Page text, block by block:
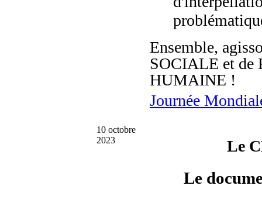
Ensemble,
SOCIALE et de
HUMAINE !
Journée
10 octobre
2023
Le
Le